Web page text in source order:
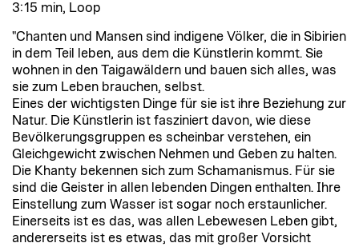
3:15 min, Loop
"Chanten und Mansen sind indigene Völker, die in Sibirien
in dem Teil leben, aus dem die Künstlerin kommt. Sie
wohnen in den Taigawäldern und bauen sich alles, was
sie zum Leben brauchen, selbst.
Eines der wichtigsten Dinge für sie ist ihre Beziehung zur
Natur. Die Künstlerin ist fasziniert davon, wie diese
Bevölkerungsgruppen es scheinbar verstehen, ein
Gleichgewicht zwischen Nehmen und Geben zu halten.
Die Khanty bekennen sich zum Schamanismus. Für sie
sind die Geister in allen lebenden Dingen enthalten. Ihre
Einstellung zum Wasser ist sogar noch erstaunlicher.
Einerseits ist es das, was allen Lebewesen Leben gibt,
andererseits ist es etwas, das mit großer Vorsicht